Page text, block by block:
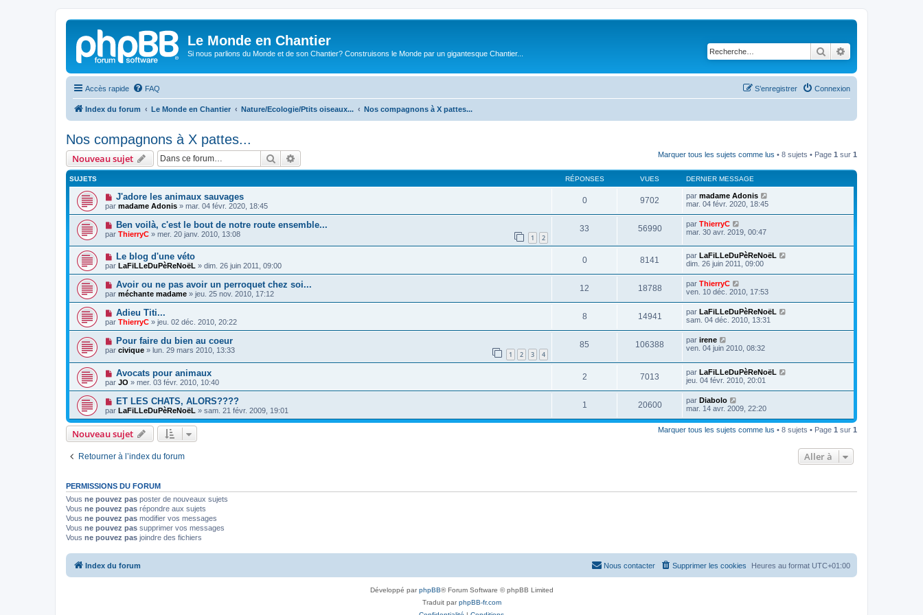
Le Monde en Chantier
Si nous parlions du Monde et de son Chantier? Construisons le Monde par un gigantesque Chantier... Rechercher
Accès rapide FAQ Connexion
S’enregistrer
Index du forum Le Monde en Chantier Nature/Ecologie/Ptits oiseaux... Nos compagnons à X pattes...
Nos compagnons à X pattes...
Nouveau sujet Rechercher Marquer tous les sujets comme lus • 8 sujets • Page 1 sur 1
SUJETS RÉPONSES VUES DERNIER MESSAGE
J'adore les animaux sauvages
par madame Adonis » mar. 04 févr. 2020, 18:45
0 9702 par madame Adonis
mar. 04 févr. 2020, 18:45
Ben voilà, c'est le bout de notre route ensemble...
par ThierryC » mer. 20 janv. 2010, 13:08 1 2
33 56990 par ThierryC
mar. 30 avr. 2019, 00:47
Le blog d'une véto
par LaFiLLeDuPèReNoëL » dim. 26 juin 2011, 09:00
0 8141 par LaFiLLeDuPèReNoëL
dim. 26 juin 2011, 09:00
Avoir ou ne pas avoir un perroquet chez soi...
par méchante madame » jeu. 25 nov. 2010, 17:12
12 18788 par ThierryC
ven. 10 déc. 2010, 17:53
Adieu Titi...
par ThierryC » jeu. 02 déc. 2010, 20:22
8 14941 par LaFiLLeDuPèReNoëL
sam. 04 déc. 2010, 13:31
Pour faire du bien au coeur
par civique » lun. 29 mars 2010, 13:33 1 2 3 4
85 106388 par irene
ven. 04 juin 2010, 08:32
Avocats pour animaux
par JO » mer. 03 févr. 2010, 10:40
2 7013 par LaFiLLeDuPèReNoëL
jeu. 04 févr. 2010, 20:01
ET LES CHATS, ALORS????
par LaFiLLeDuPèReNoëL » sam. 21 févr. 2009, 19:01
1 20600 par Diabolo
mar. 14 avr. 2009, 22:20
Nouveau sujet Marquer tous les sujets comme lus • 8 sujets • Page 1 sur 1
Retourner à l’index du forum Aller à
PERMISSIONS DU FORUM
Vous ne pouvez pas poster de nouveaux sujets
Vous ne pouvez pas répondre aux sujets
Vous ne pouvez pas modifier vos messages
Vous ne pouvez pas supprimer vos messages
Vous ne pouvez pas joindre des fichiers
Index du forum Heures au format UTC+01:00
Supprimer les cookies
Nous contacter
Développé parphpBB® Forum Software © phpBB Limited
Traduit parphpBB-fr.com